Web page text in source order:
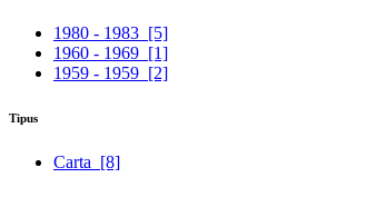
1980 - 1983 [5]
1960 - 1969 [1]
1959 - 1959 [2]
Tipus
Carta [8]